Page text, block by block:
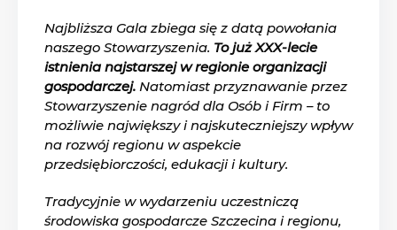
Najbliższa Gala zbiega się z datą powołania
naszego Stowarzyszenia. To już XXX-lecie
istnienia najstarszej w regionie organizacji
gospodarczej. Natomiast przyznawanie przez
Stowarzyszenie nagród dla Osób i Firm – to
możliwie największy i najskuteczniejszy wpływ
na rozwój regionu w aspekcie
przedsiębiorczości, edukacji i kultury.
Tradycyjnie w wydarzeniu uczestniczą
środowiska gospodarcze Szczecina i regionu,